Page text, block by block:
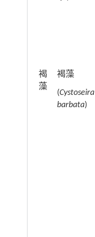
褐
藻
褐藻
(Cystoseira
barbata)